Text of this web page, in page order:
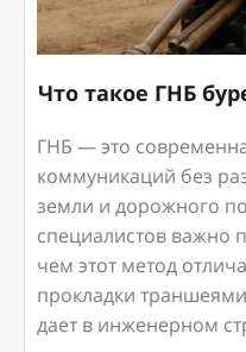
Что такое ГНБ
ГНБ — это
коммуникаций без
земли и дорожного
специалистов важно
чем этот метод
прокладки
дает в инженерном